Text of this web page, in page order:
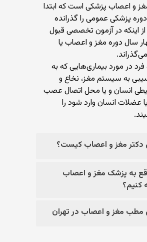
و اعصاب پزشکی است که ابتدا
پزشکی عمومی را گذرانده
اینکه در آزمون تخصصی قبول
سال دوره مغز و اعصاب یا
فرد در مورد بیماری‌هایی که به
به سیستم مغز، نخاع و
انسان و یا محل اتصال عصب
عضلات انسان وارد شود را
دکتر مغز و اعصاب کیست؟
به پزشک مغز و اعصاب
کنیم؟
مطب مغز و اعصاب در تهران